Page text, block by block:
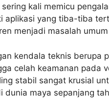
kali memicu
aplikasi yang tiba-tiba
menjadi masalah
kendala teknis berupa
celah keamanan pada
stabil sangat krusial
maya sepanjang